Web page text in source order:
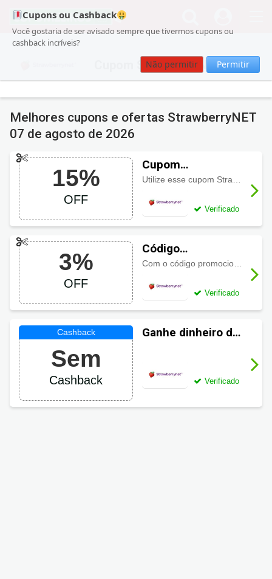
Cupons ou Cashback
Você gostaria de ser avisado sempre que tivermos cupons ou
cashback incríveis?
Não permitir Permitir
Cupom StrawberryNET
Melhores cupons e ofertas StrawberryNET
07 de agosto de 2026
15%
OFF
Cupom
StrawberryNET
Verificado
3%
OFF
Código
promocional
com 3% OFFVerificado
Sem
Cashback
Ganhe dinheiro de
StrawberryNETVerificado